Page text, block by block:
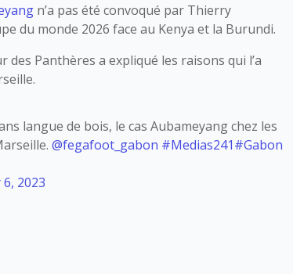
n’a pas été convoqué par Thierry
du monde 2026 face au Kenya et la Burundi.
des Panthères a expliqué les raisons qui l’a
langue de bois, le cas Aubameyang chez les
@fegafoot_gabon #Medias241#Gabon
2023